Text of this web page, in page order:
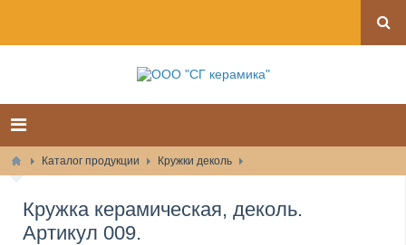
Каталог продукции Кружки деколь
Кружка керамическая, деколь.
Артикул 009.